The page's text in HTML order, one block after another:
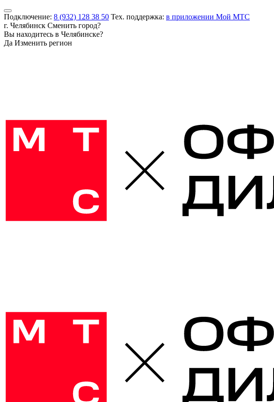
Подключение: 8 (932) 128 38 50 Тех. поддержка: в приложении Мой МТС
г. Челябинск Сменить город?
Вы находитесь в Челябинске?
Да Изменить регион